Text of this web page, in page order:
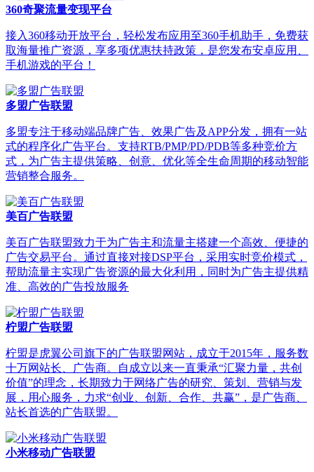
360奇聚流量变现平台
接入360移动开放平台，轻松发布应用至360手机助手，免费获
取海量推广资源，享多项优惠扶持政策，是您发布安卓应用、
手机游戏的平台！
多盟广告联盟
多盟专注于移动端品牌广告、效果广告及APP分发，拥有一站
式的程序化广告平台。支持RTB/PMP/PD/PDB等多种竞价方
式，为广告主提供策略、创意、优化等全生命周期的移动智能
营销整合服务。
美百广告联盟
美百广告联盟致力于为广告主和流量主搭建一个高效、便捷的
广告交易平台。通过直接对接DSP平台，采用实时竞价模式，
帮助流量主实现广告资源的最大化利用，同时为广告主提供精
准、高效的广告投放服务
柠盟广告联盟
柠盟是虎翼公司旗下的广告联盟网站，成立于2015年，服务数
十万网站长、广告商。自成立以来一直秉承“汇聚力量，共创
价值”的理念，长期致力于网络广告的研究、策划、营销与发
展，用心服务，力求“创业、创新、合作、共赢”，是广告商、
站长首选的广告联盟。
小米移动广告联盟